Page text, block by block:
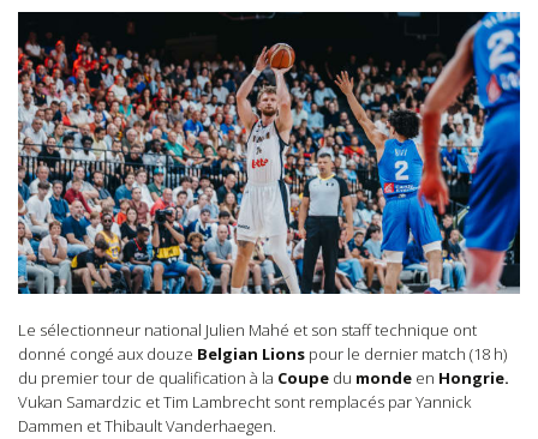
Le sélectionneur national Julien Mahé et son staff technique ont
donné congé aux douze Belgian Lions pour le dernier match (18 h)
du premier tour de qualification à la Coupe du monde en Hongrie.
Vukan Samardzic et Tim Lambrecht sont remplacés par Yannick
Dammen et Thibault Vanderhaegen.